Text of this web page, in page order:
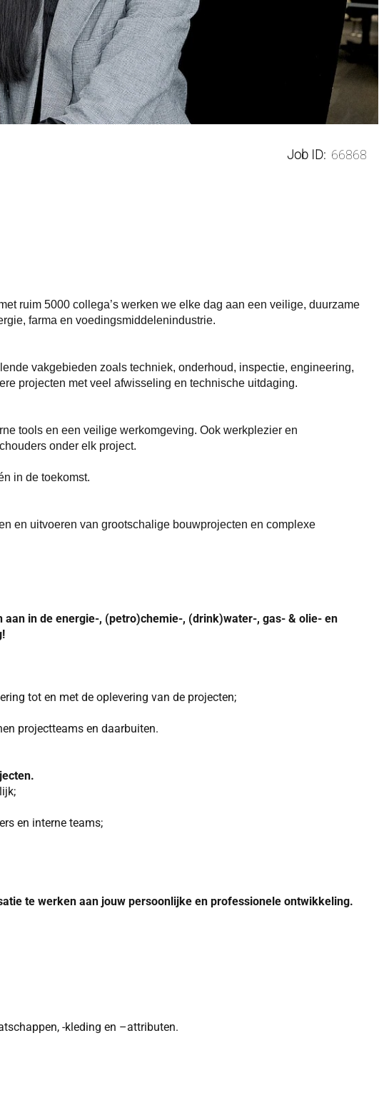
Job ID: 66868
ruim 5000 collega’s werken we elke dag aan een veilige, duurzame
farma en voedingsmiddelenindustrie.
vakgebieden zoals techniek, onderhoud, inspectie, engineering,
projecten met veel afwisseling en technische uitdaging.
tools en een veilige werkomgeving. Ook werkplezier en
onder elk project.
in de toekomst.
en uitvoeren van grootschalige bouwprojecten en complexe
in de energie-, (petro)chemie-, (drink)water-, gas- & olie- en
tot en met de oplevering van de projecten;
projectteams en daarbuiten.
en interne teams;
te werken aan jouw persoonlijke en professionele ontwikkeling.
-kleding en –attributen.